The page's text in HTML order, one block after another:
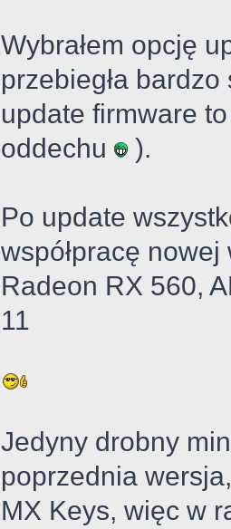
Wybrałem opcję
przebiegła
update firmware
oddechu
).
Po update
współpracę
Radeon RX 560,
11
Jedyny drobny
poprzednia
MX Keys, więc w